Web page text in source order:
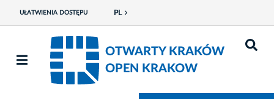
UŁATWIENIA DOSTĘPU PL
OTWARTY KRAKÓW
OPEN KRAKOW